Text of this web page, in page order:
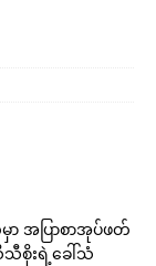
ာ အပြာစာအုပ်ဖတ်
သီသီစိုးရဲ့ခေါ်သံ